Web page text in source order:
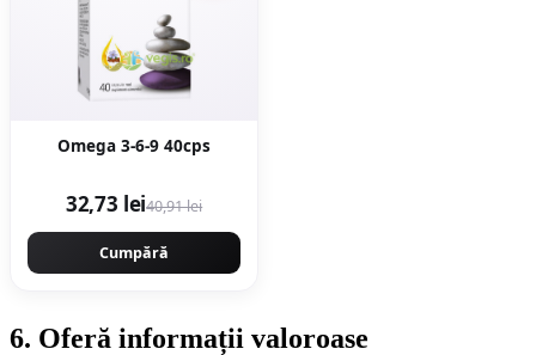
Omega 3-6-9 40cps
32,73 lei40,91 lei
Cumpără
6. Oferă informații valoroase